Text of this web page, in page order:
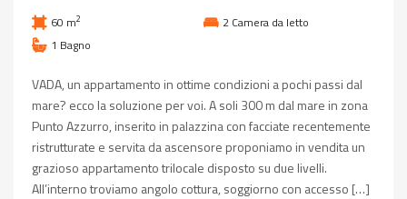
60 m2 2 Camera da letto
1 Bagno
VADA, un appartamento in ottime condizioni a pochi passi dal
mare? ecco la soluzione per voi. A soli 300 m dal mare in zona
Punto Azzurro, inserito in palazzina con facciate recentemente
ristrutturate e servita da ascensore proponiamo in vendita un
grazioso appartamento trilocale disposto su due livelli.
All’interno troviamo angolo cottura, soggiorno con accesso […]